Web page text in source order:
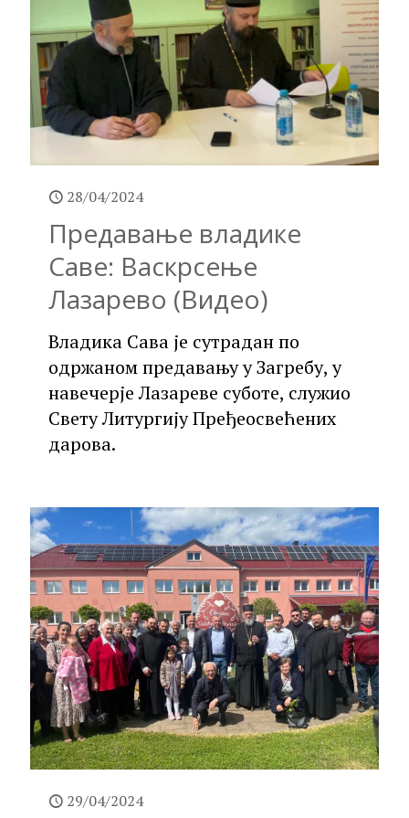
28/04/2024
Предавање владике
Саве: Васкрсење
Лазарево (Видео)
Владика Сава је сутрадан по
одржаном предавању у Загребу, у
навечерје Лазареве суботе, служио
Свету Литургију Пређеосвећених
дарова.
29/04/2024